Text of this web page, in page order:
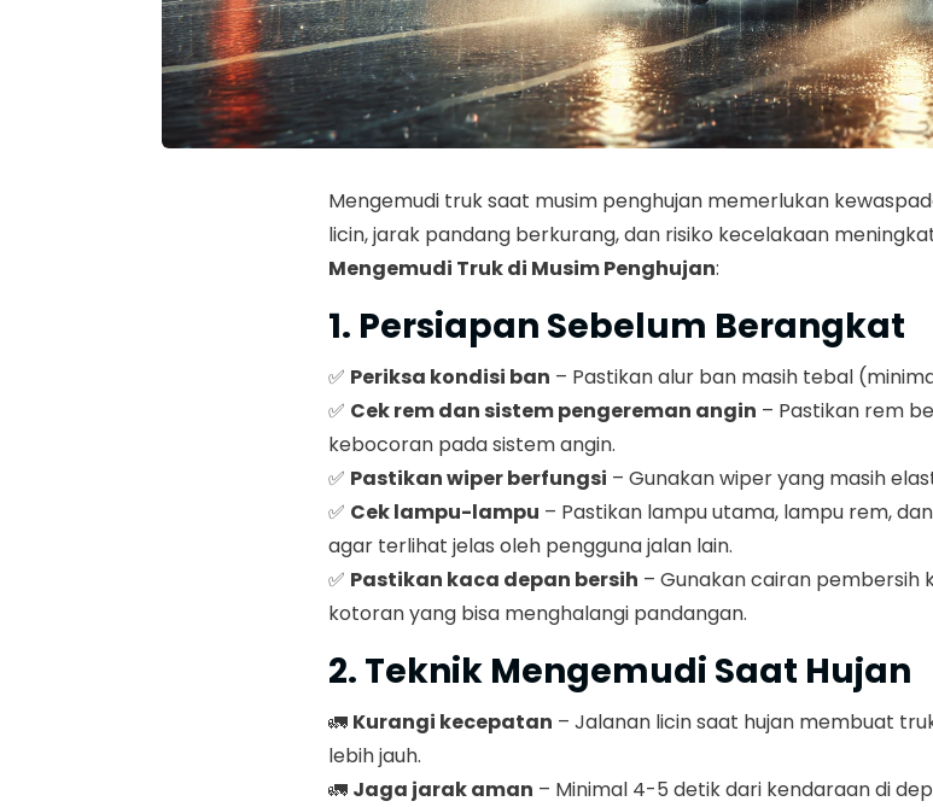
Mengemudi truk saat musim penghujan memerlukan
licin, jarak pandang berkurang, dan risiko kecelakaan
Mengemudi Truk di Musim Penghujan:
1. Persiapan Sebelum Berangkat
✅ Periksa kondisi ban – Pastikan alur ban masih tebal
✅ Cek rem dan sistem pengereman angin – Pastikan rem
kebocoran pada sistem angin.
✅ Pastikan wiper berfungsi – Gunakan wiper yang masih
✅ Cek lampu-lampu – Pastikan lampu utama, lampu rem,
agar terlihat jelas oleh pengguna jalan lain.
✅ Pastikan kaca depan bersih – Gunakan cairan pembersih
kotoran yang bisa menghalangi pandangan.
2. Teknik Mengemudi Saat Hujan
🚛 Kurangi kecepatan – Jalanan licin saat hujan membuat
lebih jauh.
🚛 Jaga jarak aman – Minimal 4-5 detik dari kendaraan di